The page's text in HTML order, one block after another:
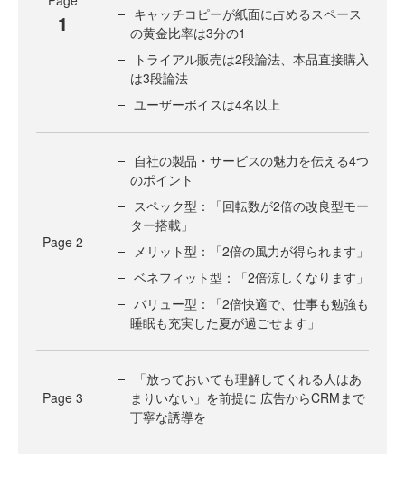
1
キャッチコピーが紙面に占めるスペース
の黄金比率は3分の1
トライアル販売は2段論法、本品直接購入
は3段論法
ユーザーボイスは4名以上
Page 2
自社の製品・サービスの魅力を伝える4つ
のポイント
スペック型：「回転数が2倍の改良型モー
ター搭載」
メリット型：「2倍の風力が得られます」
ベネフィット型：「2倍涼しくなります」
バリュー型：「2倍快適で、仕事も勉強も
睡眠も充実した夏が過ごせます」
Page 3
「放っておいても理解してくれる人はあ
まりいない」を前提に 広告からCRMまで
丁寧な誘導を